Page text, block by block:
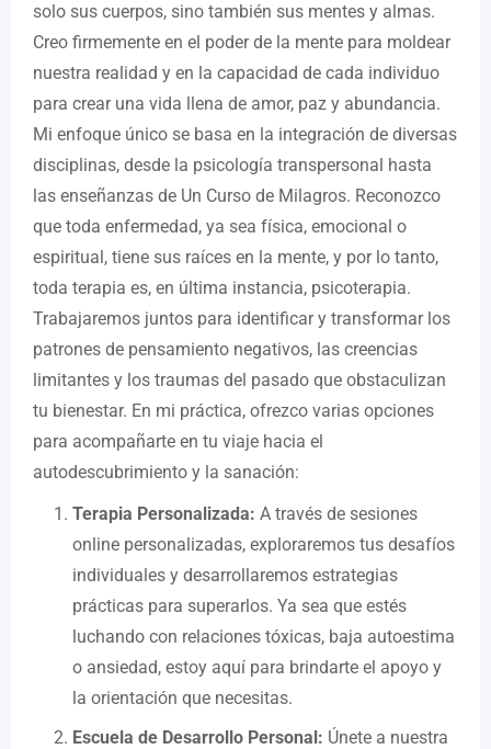
solo sus cuerpos, sino también sus mentes y almas.
Creo firmemente en el poder de la mente para moldear
nuestra realidad y en la capacidad de cada individuo
para crear una vida llena de amor, paz y abundancia.
Mi enfoque único se basa en la integración de diversas
disciplinas, desde la psicología transpersonal hasta
las enseñanzas de Un Curso de Milagros. Reconozco
que toda enfermedad, ya sea física, emocional o
espiritual, tiene sus raíces en la mente, y por lo tanto,
toda terapia es, en última instancia, psicoterapia.
Trabajaremos juntos para identificar y transformar los
patrones de pensamiento negativos, las creencias
limitantes y los traumas del pasado que obstaculizan
tu bienestar. En mi práctica, ofrezco varias opciones
para acompañarte en tu viaje hacia el
autodescubrimiento y la sanación:
Terapia Personalizada: A través de sesiones
online personalizadas, exploraremos tus desafíos
individuales y desarrollaremos estrategias
prácticas para superarlos. Ya sea que estés
luchando con relaciones tóxicas, baja autoestima
o ansiedad, estoy aquí para brindarte el apoyo y
la orientación que necesitas.
Escuela de Desarrollo Personal: Únete a nuestra